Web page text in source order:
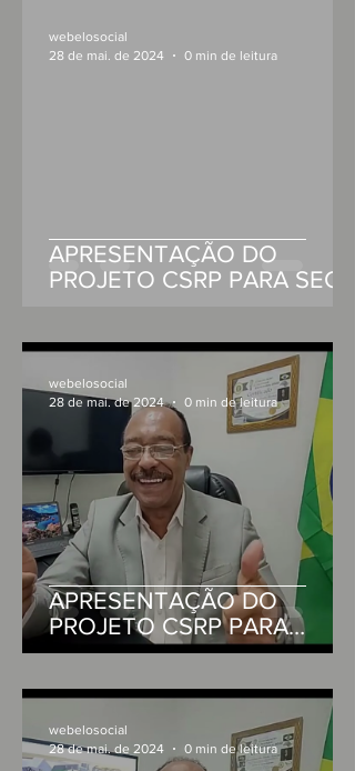
APRESENTAÇÃO DO
PROJETO CSRP PARA SEC.
DA PARAÍBA
webelosocial
28 de mai. de 2024
0 min de leitura
APRESENTAÇÃO DO
PROJETO CSRP PARA
SECRETARIA ESTADUAL DA
webelosocial
28 de mai. de 2024
0 min de leitura
webelosocial
28 de mai. de 2024
0 min de leitura